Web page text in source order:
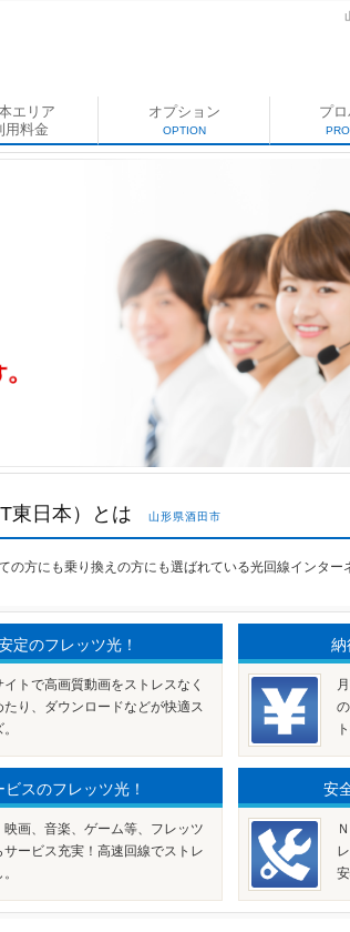
エリア
用料金
オプション
OPTION
プ
東日本）とは 山形県酒田市
の方にも乗り換えの方にも選ばれている光回線インタ
定のフレッツ光！
イトで高画質動画をストレスなく
たり、ダウンロードなどが快適ス
納
ビスのフレッツ光！
映画、音楽、ゲーム等、フレッツ
サービス充実！高速回線でストレ
安